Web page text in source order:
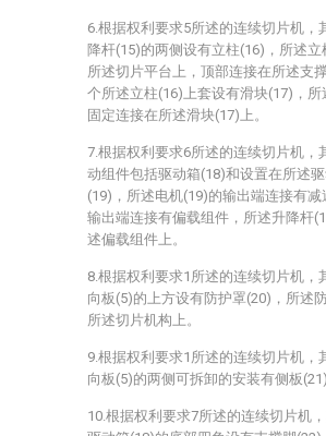
6.根据权利要求5所述的连续切片机，
降杆(15)的两侧设有立柱(16)，所述
所述切片平台上，顶部连接在所述支
个所述立柱(16)上套设有滑块(17)，
固定连接在所述滑块(17)上。
7.根据权利要求6所述的连续切片机，
动组件包括驱动箱(18)和设置在所述
(19)，所述电机(19)的输出端连接有
输出端连接有偏载组件，所述升降杆
述偏载组件上。
8.根据权利要求1所述的连续切片机，
向板(5)的上方设有防护罩(20)，所述
所述切片机构上。
9.根据权利要求1所述的连续切片机，
向板(5)的两侧可拆卸的安装有侧板(21)
10.根据权利要求7所述的连续切片机